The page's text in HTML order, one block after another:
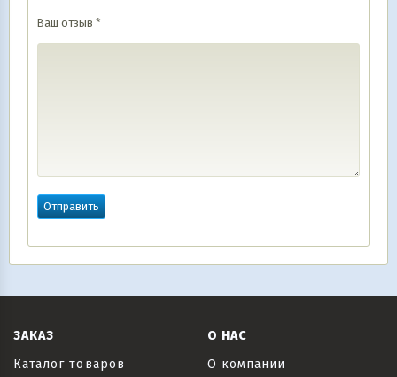
Ваш отзыв *
ЗАКАЗ
Каталог товаров
О НАС
О компании